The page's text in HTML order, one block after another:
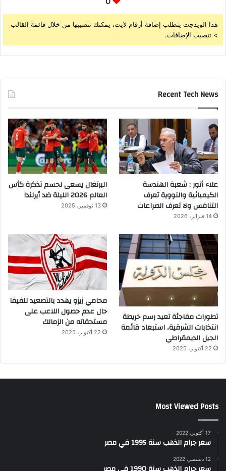
هذا الويدجت يتطلب إضافة أرقام لايت، يمكنك تنصيبها من خلال قائمة القالب
> تنصيب الإضافات.
Recent Tech News
علاء أنور : شعبة الهندسة
الكيميائية والنووية تعرف
التنافس ولا تعرف الصراعات
14 فبراير، 2026
البرتغال يسعى لحسم تذكرة كأس
العالم 2026 الليلة ضد أيرلندا
13 نوفمبر، 2025
تطورات مفاجئة تعيد رسم خريطة
انتخابات الشرقية، استبعاد قائمة
الجيل الديمقراطي
22 أكتوبر، 2025
محامي زيزو يهدد بالتصعيد للفيفا
حال عدم حصول اللاعب على
مستحقاته من الزمالك
22 أكتوبر، 2025
Most Viewed Posts
17 أكتوبر، 2022
سعر جرام الذهب سنة 1995 في مصر
12 ديسمبر، 2022